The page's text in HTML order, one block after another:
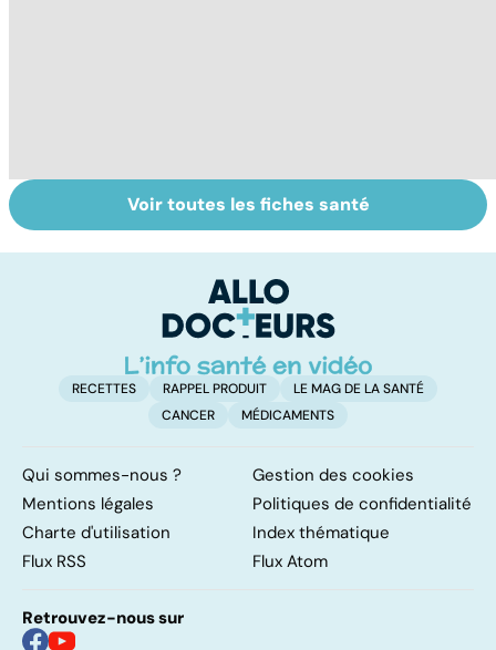
Tout savoir sur
les infections
Inflammation des
amygdales : que
d'angine ?
Voir toutes les fiches santé
RECETTES RAPPEL PRODUIT
LE MAG DE LA SANTÉ
CANCER
MÉDICAMENTS
Qui sommes-nous ?
Gestion des cookies
Mentions légales
Politiques de confidentialité
Charte d'utilisation
Index thématique
Flux RSS
Flux Atom
Retrouvez-nous sur